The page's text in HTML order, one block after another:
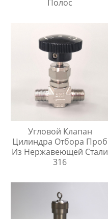
Полос
Угловой Клапан
Цилиндра Отбора Проб
Из Нержавеющей Стали
316